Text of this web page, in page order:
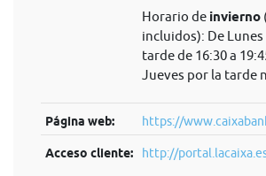
Horario de invierno
incluidos): De Lunes
tarde de 16:30 a
Jueves por la tarde
Página web: https://
Acceso cliente: http://